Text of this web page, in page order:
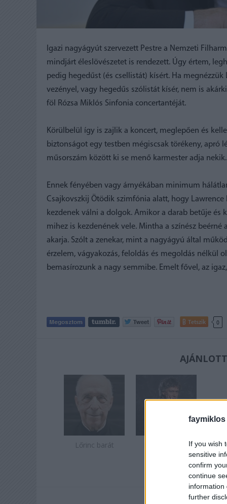
faymiklos
If you wish
sensitive
confirm
continue
information
further
Igazi nagyágyút szervezett Pestre a Nemzeti
mindjárt éleslövészetet is rendezett. Úgy értem,
pedig hegedűst (és csellistát) kísért. Ha
vezényel, vagy hegedűs szólistát kísér, nem is
föl Rózsa Miklós Sinfonia concertantéját.
Körülbelül így is zajlik a koncert, meglepően és
biztonságot egy testben mégiscsak törékeny, apró
műsorszám között ki se menő karmester adja nekik.
Ennek fényében vagy árnyékában minimum
Csajkovszkij Ötödik szimfónia alatt, hogy
kezdenek válni a dolgok. Amikor a darab betűje
mihez is kezdenének vele. Mintha a színész
akarja. Szólt a zenekar, mint a nagyágyú által
érzelem, vágyakozás, feloldás és megoldás nélkül
bemasírozunk a nagy semmibe. Emelt fővel, az
Tetszik 0
Lőrinc barát
Kocsis tovább